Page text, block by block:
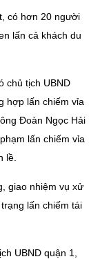
có hơn 20 người
lấn cả khách du
chủ tịch UBND
hợp lấn chiếm vỉa
Đoàn Ngọc Hải
lấn chiếm vỉa
lề.
giao nhiệm vụ xử
lấn chiếm tái
UBND quận 1,